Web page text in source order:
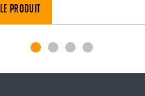
PRODUIT